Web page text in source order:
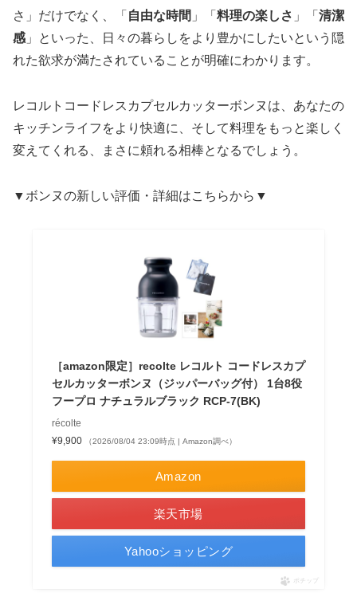
さ」だけでなく、「 自由な時間 」「 料理の楽しさ 」「 清潔
感 」といった、日々の暮らしをより豊かにしたいという隠
れた欲求が満たされていることが明確にわかります。
レコルトコードレスカプセルカッターボンヌは、あなたの
キッチンライフをより快適に、そして料理をもっと楽しく
変えてくれる、まさに頼れる相棒となるでしょう。
▼ボンヌの新しい評価・詳細はこちらから▼
［amazon限定］recolte レコルト コードレスカプ
セルカッターボンヌ（ジッパーバッグ付） 1台8役
フープロ ナチュラルブラック RCP-7(BK)
récolte
¥9,900
（2026/08/04 23:09時点 | Amazon調べ）
Amazon
楽天市場
Yahooショッピング
ポチップ